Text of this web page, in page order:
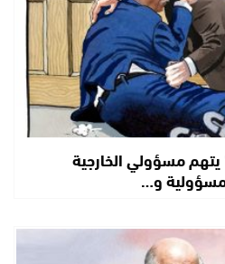
مسؤولي الخارجية
و…